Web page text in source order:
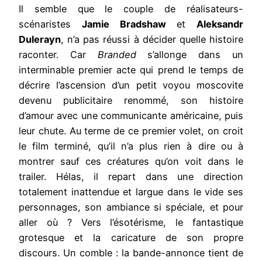
Il semble que le couple de réalisateurs-
scénaristes Jamie Bradshawet Aleksandr
Dulerayn, n’a pas réussi à décider quelle histoire
raconter. Car Brandeds’allonge dans un
interminable premier acte qui prend le temps de
décrire l’ascension d’un petit voyou moscovite
devenu publicitaire renommé, son histoire
d’amour avec une communicante américaine, puis
leur chute. Au terme de ce premier volet, on croit
le film terminé, qu’il n’a plus rien à dire ou à
montrer sauf ces créatures qu’on voit dans le
trailer. Hélas, il repart dans une direction
totalement inattendue et largue dans le vide ses
personnages, son ambiance si spéciale, et pour
aller où ? Vers l’ésotérisme, le fantastique
grotesque et la caricature de son propre
discours. Un comble : la bande-annonce tient de